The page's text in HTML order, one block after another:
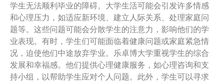
学生无法顺利毕业的障碍。大学生活可能会引发许多情感
和心理压力，如适应新环境、建立人际关系、处理家庭问
题等。这些问题可能会分散学生的注意力，影响他们的学
业表现。有时，学生们可能面临着健康问题或家庭紧急情
况，迫使他们中途放弃学业。乐卓博大学重视学生的综合
发展和幸福感。他们提供心理健康服务，如心理咨询和支
持小组，以帮助学生应对个人问题。此外，学生可以寻求